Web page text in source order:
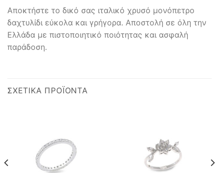
Αποκτήστε το δικό σας ιταλικό χρυσό μονόπετρο
δαχτυλίδι εύκολα και γρήγορα. Αποστολή σε όλη την
Ελλάδα με πιστοποιητικό ποιότητας και ασφαλή
παράδοση.
ΣΧΕΤΙΚΆ ΠΡΟΪΌΝΤΑ